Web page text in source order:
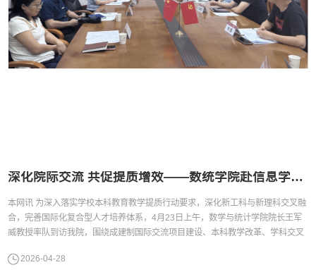
深化院际交流 共促提质增效——数统学院赴信息学院开展本科教学与国际化人才培养交流
本网讯 为深入落实学校本科教育教学提质行动要求，深化新工科与新理科交叉融
合，完善国际化复合型人才培养体系，4月23日上午，数学与统计学院院长王军
威教授率队到访我院，围绕成建制国际交流项目建设、本科教学改革、学科交叉
教授主持本次座谈，代表信息学院对王军威院长一行的到访表示热烈欢迎。他指
2026-04-28